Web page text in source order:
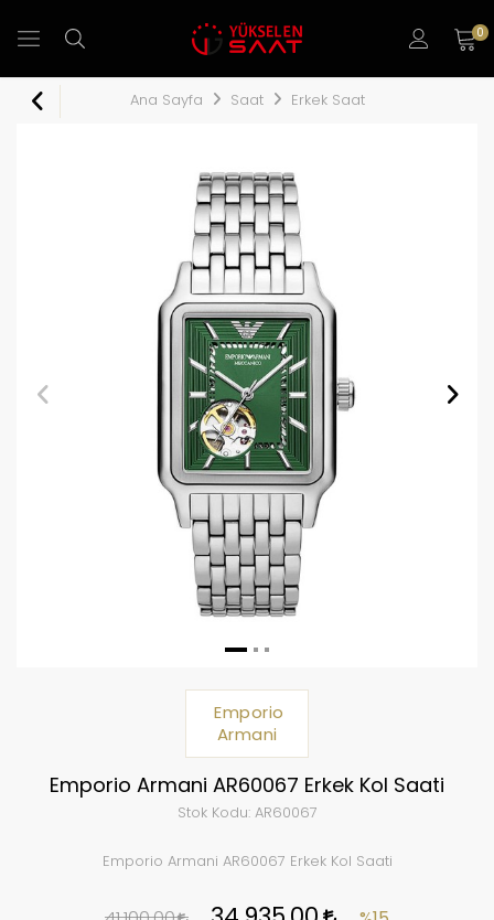
0
Ana Sayfa Saat Erkek Saat
Emporio
Armani
Emporio Armani AR60067 Erkek Kol Saati
Stok Kodu:AR60067
Emporio Armani AR60067 Erkek Kol Saati